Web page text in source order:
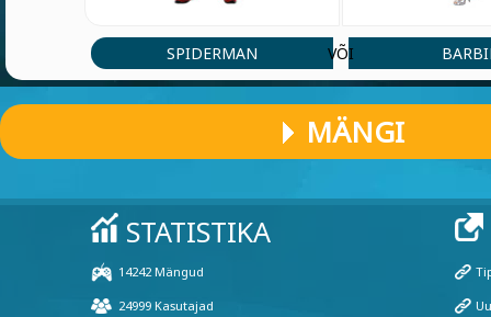
SPIDERMAN VÕI
MÄNGI